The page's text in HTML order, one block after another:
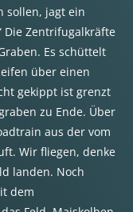
sollen, jagt ein
Die Zentrifugalkräfte
Es schüttelt
über einen
gekippt ist grenzt
zu Ende. Über
aus der vom
Wir fliegen, denke
landen. Noch
dem